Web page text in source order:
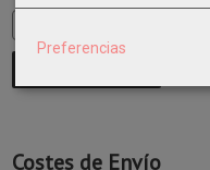
Costes de Envío
Preferencias